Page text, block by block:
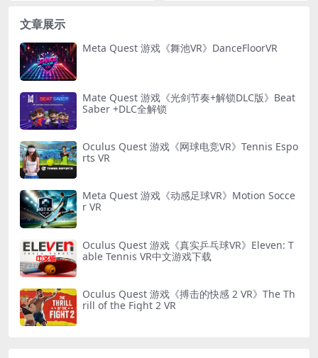
文章展示
Meta Quest 游戏《舞池VR》DanceFloorVR
Mate Quest 游戏《光剑节奏+解锁DLC版》Beat
Saber +DLC全解锁
Oculus Quest 游戏《网球电竞VR》Tennis Espo
rts VR
Meta Quest 游戏《动感足球VR》Motion Socce
r VR
Oculus Quest 游戏《真实乒乓球VR》Eleven: T
able Tennis VR中文游戏下载
Oculus Quest 游戏《搏击的快感 2 VR》The Th
rill of the Fight 2 VR